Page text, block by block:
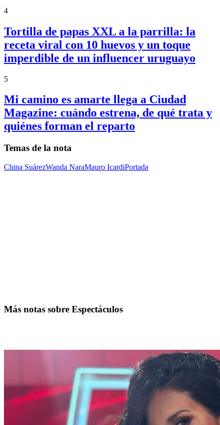
4
Tortilla de papas XXL a la parrilla: la
receta viral con 10 huevos y un toque
imperdible de un influencer uruguayo
5
Mi camino es amarte llega a Ciudad
Magazine: cuándo estrena, de qué trata y
quiénes forman el reparto
Temas de la nota
China SuárezWanda NaraMauro IcardiPortada
Más notas sobre Espectáculos